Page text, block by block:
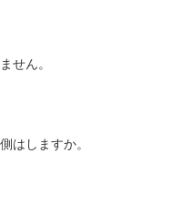
せん。
はしますか。